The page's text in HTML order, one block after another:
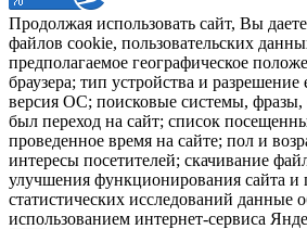
Продолжая использовать сайт, Вы
файлов cookie, пользовательских
предполагаемое географическое
браузера; тип устройства и разрешение
версия ОС; поисковые системы,
был переход на сайт; список
проведенное время на сайте; пол и
интересы посетителей; скачивание
улучшения функционирования сайта и
статистических исследований данные
использованием интернет-сервиса